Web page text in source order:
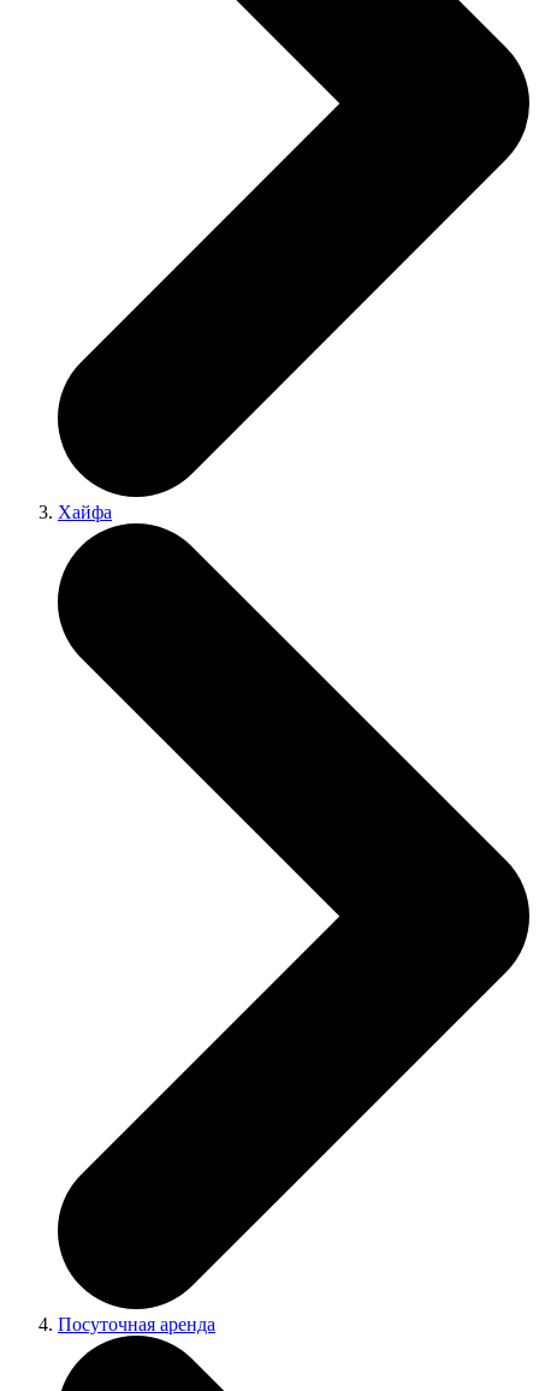
Хайфа
Посуточная аренда